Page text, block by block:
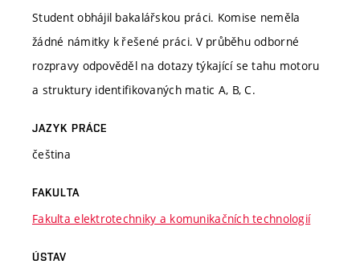
Student obhájil bakalářskou práci. Komise neměla
žádné námitky k řešené práci. V průběhu odborné
rozpravy odpověděl na dotazy týkající se tahu motoru
a struktury identifikovaných matic A, B, C.
JAZYK PRÁCE
čeština
FAKULTA
Fakulta elektrotechniky a komunikačních technologií
ÚSTAV